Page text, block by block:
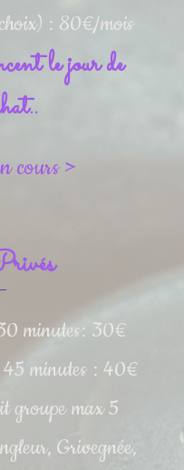
: 80€/mois
le jour de
cours >
minutes: 30€
minutes : 40€
groupe max 5
Grivegnée,